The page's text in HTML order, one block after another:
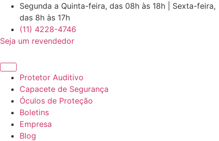
conteúdo
Segunda a Quinta-feira, das 08h às 18h | Sexta-feira,
das 8h às 17h
(11) 4228-4746
Seja um revendedor
Protetor Auditivo
Capacete de Segurança
Óculos de Proteção
Boletins
Empresa
Blog